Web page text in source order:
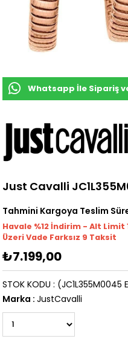
Whatsapp İle Sipariş
Just Cavalli
Tahmini Kargoya Teslim
Havale %12 İndirim - Alt Limit
Üzeri Vade Farksız 9 Taksit
₺7.199,00
(JC1L355M0045
STOK KODU
Marka : JustCavalli